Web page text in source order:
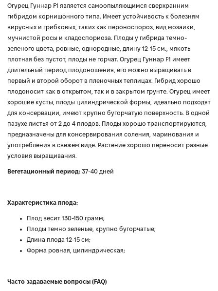
Огурец Гуннар F1 является самоопыляющимся сверхранним
гибридом корнишонного типа. Имеет устойчивость к болезням
вирусных и грибковых, таких как пероноспороз, вид мозаики,
мучнистой росы и кладоспориоза. Плоды у гибрида темно-
зеленого цвета, ровные, однородные, длину 12-15 см., мякоть
плотная без пустот, плоды не горчат. Огурец Гуннар F1 имеет
длительный период плодоношения, его можно выращивать в
первый и второй оборот в пленочных теплицах. Гибрид хорошо
плодоносит как в открытом, так и в закрытом грунте. Огурец имеет
хорошие кусты, плоды цилиндрической формы, идеально подходят
для консервации, имеют крупно бугорчатую поверхность. В одной
пазухе листья от 2 до 4 плодов. Плоды хорошо транспортируются,
предназначены для консервирования соления, маринования и
употребления в свежем виде. Растение хорошо переносит разные
условия выращивания.
Вегетационный период: 37-40 дней
Характеристика плода:
Плод весит 130-150 грамм;
Плоды темно зеленые, крупно бугорчатые;
Длина плода 12-15 см;
Форма ровная, цилиндрическая;
Часто задаваемые вопросы (FAQ)